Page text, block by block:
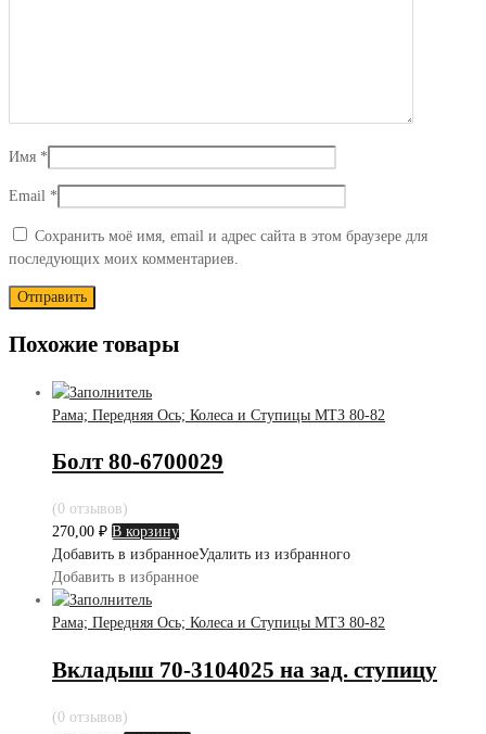
Имя *
Email *
Сохранить моё имя, email и адрес сайта в этом браузере для
последующих моих комментариев.
Похожие товары
Рама; Передняя Ось; Колеса и Ступицы МТЗ 80-82
Болт 80-6700029
(0 отзывов)
270,00 ₽ В корзину
Добавить в избранноеУдалить из избранного
Добавить в избранное
Рама; Передняя Ось; Колеса и Ступицы МТЗ 80-82
Вкладыш 70-3104025 на зад. ступицу
(0 отзывов)